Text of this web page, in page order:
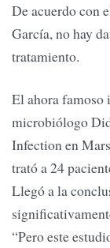
De acuerdo con
García, no hay
tratamiento.
El ahora famoso
microbiólogo
Infection en
trató a 24
Llegó a la
“Pero este